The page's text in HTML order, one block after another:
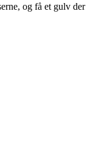
og få et gulv der